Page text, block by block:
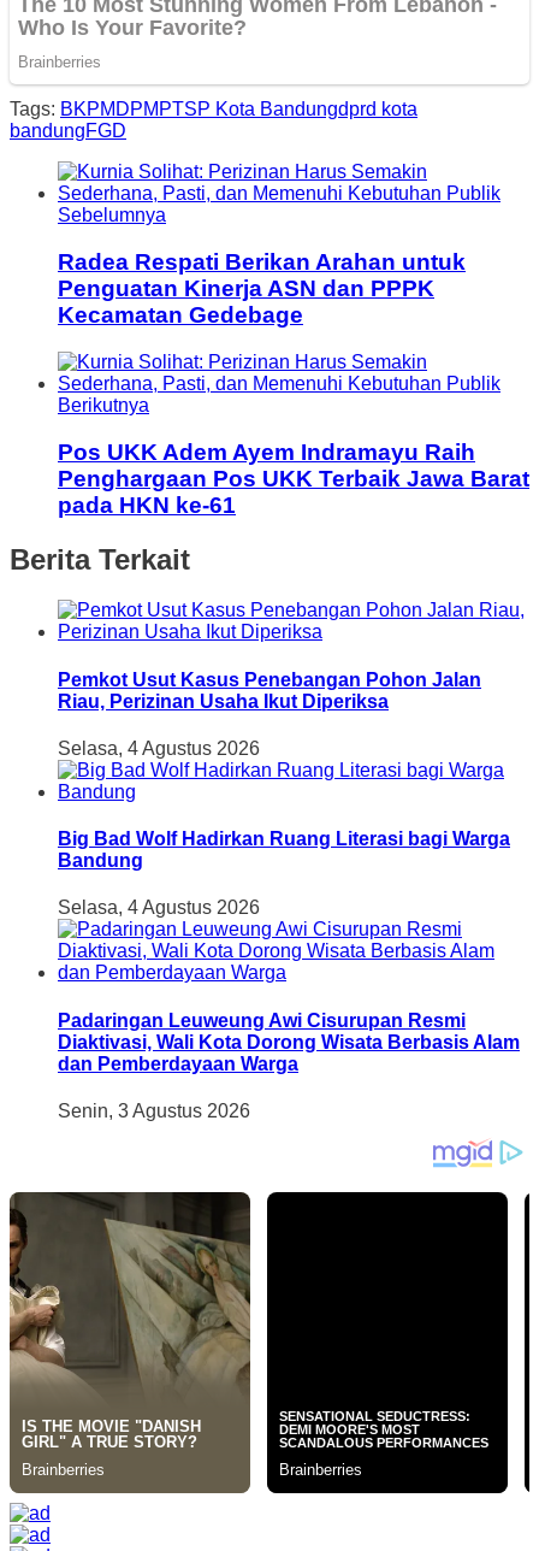
Tags: BKPM DPMPTSP Kota Bandungdprd kota
bandungFGD
Sebelumnya
Radea Respati Berikan Arahan untuk
Penguatan Kinerja ASN dan PPPK
Kecamatan Gedebage
Berikutnya
Pos UKK Adem Ayem Indramayu Raih
Penghargaan Pos UKK Terbaik Jawa Barat
pada HKN ke-61
Berita Terkait
Pemkot Usut Kasus Penebangan Pohon Jalan
Riau, Perizinan Usaha Ikut Diperiksa
Selasa, 4 Agustus 2026
Big Bad Wolf Hadirkan Ruang Literasi bagi Warga
Bandung
Selasa, 4 Agustus 2026
Padaringan Leuweung Awi Cisurupan Resmi
Diaktivasi, Wali Kota Dorong Wisata Berbasis Alam
dan Pemberdayaan Warga
Senin, 3 Agustus 2026